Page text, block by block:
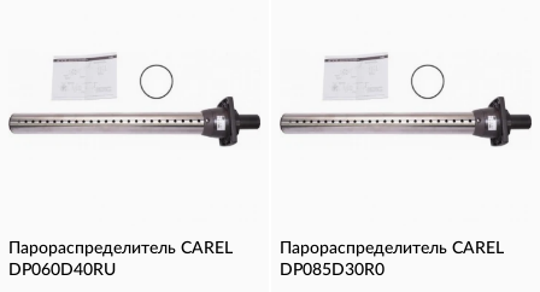
Парораспределитель CAREL
DP060D40RU
Парораспределитель CAREL
DP085D30R0